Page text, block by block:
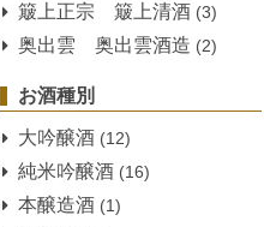
簸上正宗 簸上清酒 (3)
奥出雲 奥出雲酒造 (2)
お酒種別
大吟醸酒 (12)
純米吟醸酒 (16)
本醸造酒 (1)